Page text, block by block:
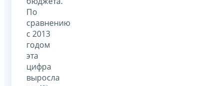
По
сравнению
с 2013
годом
эта
цифра
выросла